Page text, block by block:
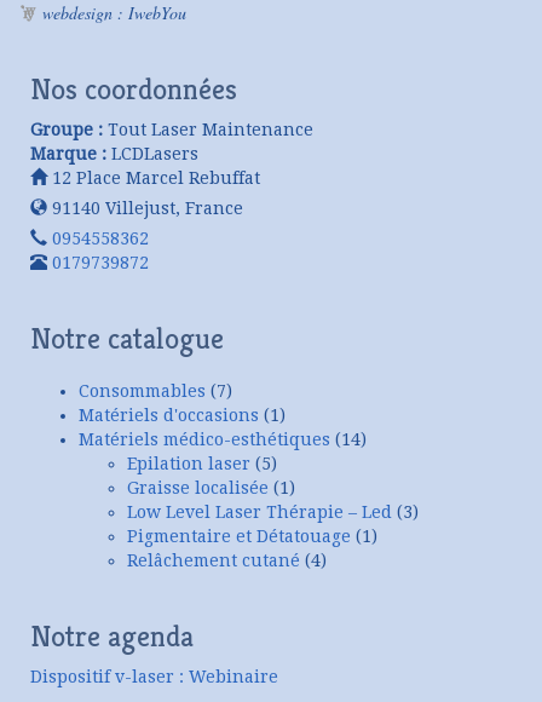
webdesign : IwebYou
Nos coordonnées
Groupe : Tout Laser Maintenance
Marque : LCDLasers
12 Place Marcel Rebuffat
91140 Villejust, France
0954558362
0179739872
Notre catalogue
Consommables (7)
Matériels d'occasions (1)
Matériels médico-esthétiques (14)
Epilation laser (5)
Graisse localisée (1)
Low Level Laser Thérapie – Led (3)
Pigmentaire et Détatouage (1)
Relâchement cutané (4)
Notre agenda
Dispositif v-laser : Webinaire